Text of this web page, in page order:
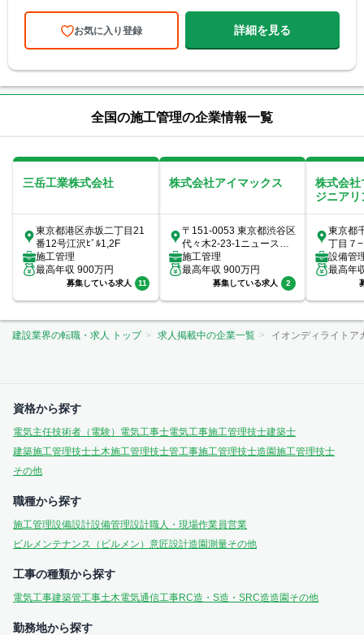
お気に入り登録 詳細を見る
全国の施工管理の企業情報一覧
三岳工業株式会社
東京都港区赤坂二丁目21
番12号江沢ﾋﾞﾙ1,2F
施工管理
最高年収 900万円
募集している求人 11
株式会社アイマックス
〒151-0053 東京都渋谷区
代々木2-23-1ニューステ
ートメナー1055
施工管理
最高年収 900万円
募集している求人 2
株式会社
ジニアリ
東京都
丁目７
15F
設備管
ス（ビ
工管理
最高年
建設業界の転職・求人 トップ 求人掲載中の企業一覧 イオンディライトア
資格から探す
電気主任技術者（電験） 電気工事士電気工事施工管理技士建築士
建築施工管理技士土木施工管理技士管工事施工管理技士造園施工管理技士
その他
職種から探す
施工管理設備設計設備管理設計職人・現場作業員営業
ビルメンテナンス（ビルメン） 意匠設計造園測量その他
工事の種類から探す
電気工事建築管工事土木電気通信工事RC造・S造・SRC造造園 その他
勤務地から探す